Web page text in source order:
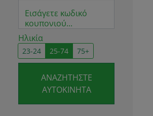
Εισάγετε κωδικό
κουπονιού...
Ηλικία
23-24 25-74 75+
ΑΝΑΖΗΤΉΣΤΕ
ΑΥΤΟΚΊΝΗΤΑ